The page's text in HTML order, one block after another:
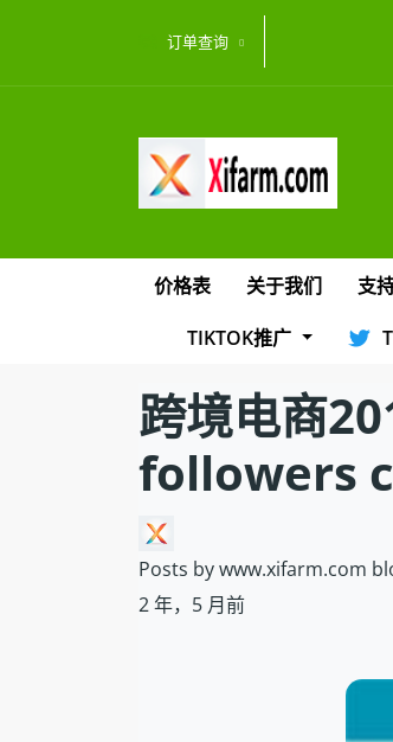
订单查询
价格表 关于我们 支
TIKTOK推广
跨境电商
followers
Posts by www.xifarm.com
2 年，5 月前